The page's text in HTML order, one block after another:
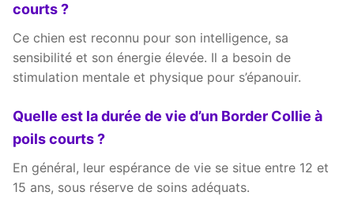
courts ?
Ce chien est reconnu pour son intelligence, sa
sensibilité et son énergie élevée. Il a besoin de
stimulation mentale et physique pour s’épanouir.
Quelle est la durée de vie d’un Border Collie à
poils courts ?
En général, leur espérance de vie se situe entre 12 et
15 ans, sous réserve de soins adéquats.